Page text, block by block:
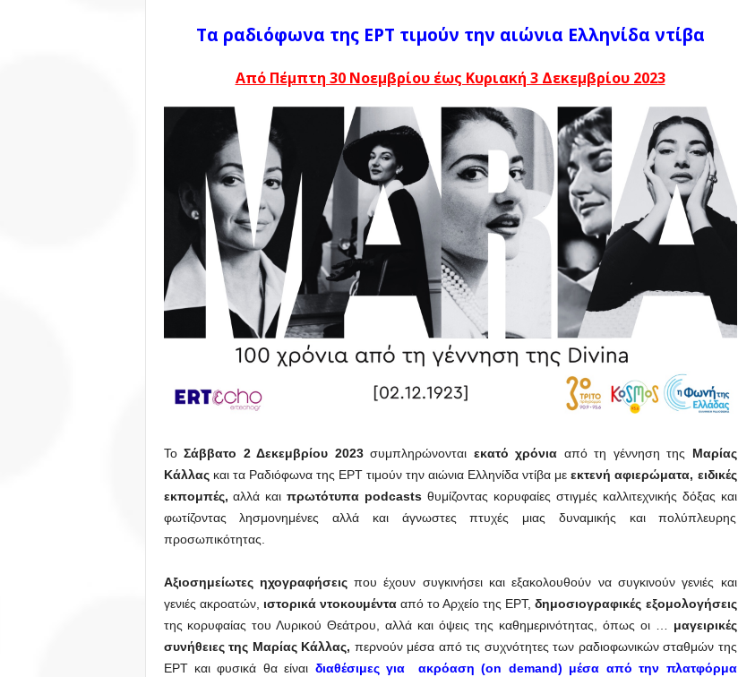
Τα ραδιόφωνα της ΕΡΤ τιμούν την αιώνια Ελληνίδα ντίβα
Από Πέμπτη 30 Νοεμβρίου έως Κυριακή 3 Δεκεμβρίου 2023
Το Σάββατο 2 Δεκεμβρίου 2023συμπληρώνονται εκατό χρόνια από τη γέννηση της Μαρίας
Κάλλαςκαι τα Ραδιόφωνα της ΕΡΤ τιμούν την αιώνια Ελληνίδα ντίβα με εκτενή αφιερώματα, ειδικές
εκπομπές, αλλά καιπρωτότυπα podcasts θυμίζοντας κορυφαίες στιγμές καλλιτεχνικής δόξας και
φωτίζοντας λησμονημένες αλλά και άγνωστες πτυχές μιας δυναμικής και πολύπλευρης
προσωπικότητας.
Αξιοσημείωτες ηχογραφήσειςπου έχουν συγκινήσει και εξακολουθούν να συγκινούν γενιές και
γενιές ακροατών, ιστορικά ντοκουμέντααπό το Αρχείο της ΕΡΤ,δημοσιογραφικές εξομολογήσεις
της κορυφαίας του Λυρικού Θεάτρου, αλλά και όψεις της καθημερινότητας, όπως οι … μαγειρικές
συνήθειες της Μαρίας Κάλλας, περνούν μέσα από τις συχνότητες των ραδιοφωνικών σταθμών της
ΕΡΤ και φυσικά θα είναι διαθέσιμες για ακρόαση (on demand) μέσα από την πλατφόρμα